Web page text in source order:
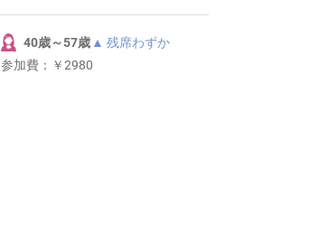
40歳～57歳 ▲ 残席わずか
参加費： ￥2980